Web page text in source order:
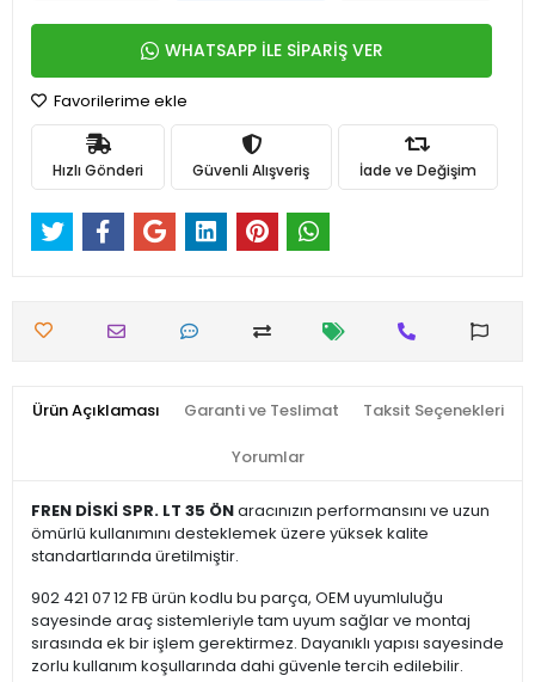
WHATSAPP İLE SİPARİŞ VER
Favorilerime ekle
Hızlı Gönderi Güvenli Alışveriş İade ve Değişim
Ürün Açıklaması Garanti ve Teslimat Taksit Seçenekleri
Yorumlar
FREN DİSKİ SPR. LT 35 ÖNaracınızın performansını ve uzun
ömürlü kullanımını desteklemek üzere yüksek kalite
standartlarında üretilmiştir.
902 421 07 12 FB ürün kodlu bu parça, OEM uyumluluğu
sayesinde araç sistemleriyle tam uyum sağlar ve montaj
sırasında ek bir işlem gerektirmez. Dayanıklı yapısı sayesinde
zorlu kullanım koşullarında dahi güvenle tercih edilebilir.